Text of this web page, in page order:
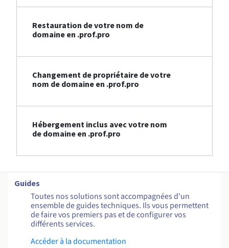
Restauration de votre nom de
domaine en .prof.pro
Changement de propriétaire de votre
nom de domaine en .prof.pro
Hébergement inclus avec votre nom
de domaine en .prof.pro
Guides
Toutes nos solutions sont accompagnées d'un
ensemble de guides techniques. Ils vous permettent
de faire vos premiers pas et de configurer vos
différents services.
Accéder à la documentation